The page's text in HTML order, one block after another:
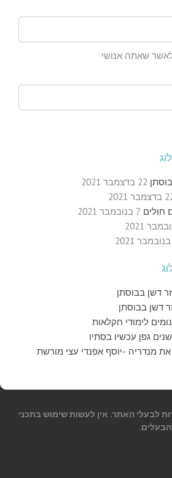
שאתה אנושי
22 בדצמבר 2021
2021
חולים 7 בנובמבר 2021
דשן בבוסתן
דשן בבוסתן
לימודי חקלאות
גפן עכשיו בסתיו
מנדריה -יוסף אפנדי עצי מורשת
לבעלי האתר. אין לעשות שימוש בתכני